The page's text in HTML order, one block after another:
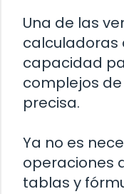
Una de las
calculadoras
capacidad
complejos
precisa.
Ya no es
operaciones
tablas y